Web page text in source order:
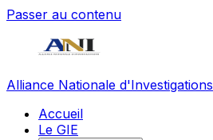
Passer au contenu
Alliance Nationale d'Investigations
Accueil
Le GIE